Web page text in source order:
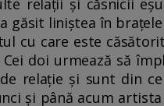
găsit liniștea în
cu care este
doi urmează să
relație și sunt din
și până acum artista